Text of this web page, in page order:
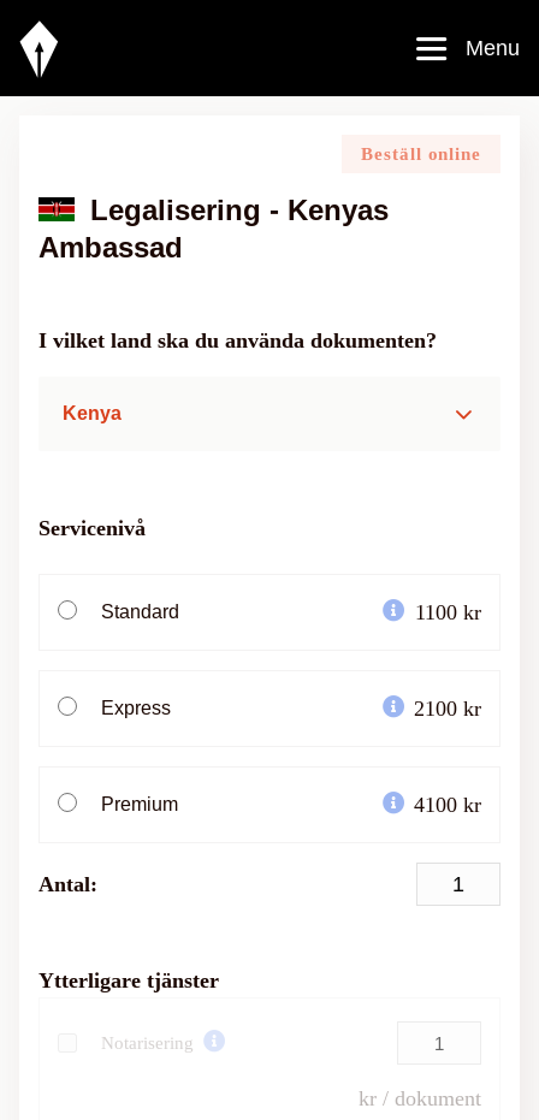
Menu
Beställ online
Legalisering - Kenyas
Ambassad
I vilket land ska du använda dokumenten?
Kenya
Servicenivå
Standard 1100 kr
Express 2100 kr
Premium 4100 kr
Antal:
Ytterligare tjänster
Notarisering
kr / dokument